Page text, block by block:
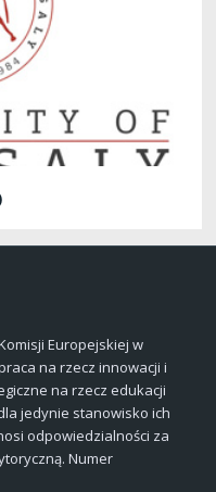
Europejskiej w
na rzecz innowacji i
na rzecz edukacji
jedynie stanowisko ich
odpowiedzialności za
Numer